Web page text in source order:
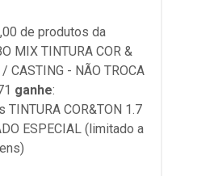
de produtos da
MIX TINTURA COR &
CASTING - NÃO TROCA
ganhe:
TINTURA COR&TON 1.7
ESPECIAL (limitado a